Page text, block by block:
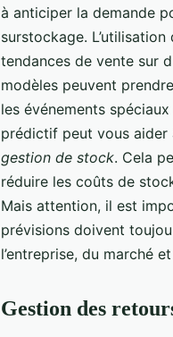
à anticiper la demande
surstockage.
tendances de vente sur
modèles peuvent
les événements
prédictif peut vous
gestion de stock. Cela
réduire les coûts de
Mais attention, il est
prévisions doivent
l’entreprise, du marché
Gestion des